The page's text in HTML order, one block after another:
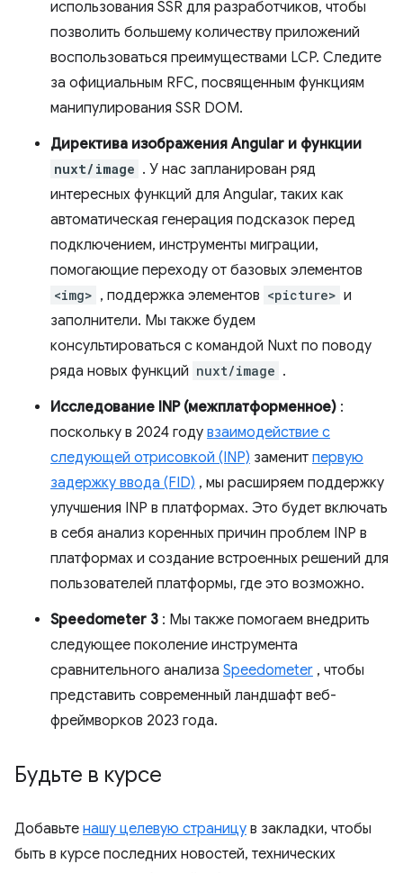
использования SSR для разработчиков, чтобы
позволить большему количеству приложений
воспользоваться преимуществами LCP. Следите
за официальным RFC, посвященным функциям
манипулирования SSR DOM.
Директива изображения Angular и функции
nuxt/image . У нас запланирован ряд
интересных функций для Angular, таких как
автоматическая генерация подсказок перед
подключением, инструменты миграции,
помогающие переходу от базовых элементов
<img> , поддержка элементов <picture> и
заполнители. Мы также будем
консультироваться с командой Nuxt по поводу
ряда новых функций nuxt/image .
Исследование INP (межплатформенное) :
поскольку в 2024 году взаимодействие с
следующей отрисовкой (INP) заменит первую
задержку ввода (FID) , мы расширяем поддержку
улучшения INP в платформах. Это будет включать
в себя анализ коренных причин проблем INP в
платформах и создание встроенных решений для
пользователей платформы, где это возможно.
Speedometer 3 : Мы также помогаем внедрить
следующее поколение инструмента
сравнительного анализа Speedometer , чтобы
представить современный ландшафт веб-
фреймворков 2023 года.
Будьте в курсе
Добавьте нашу целевую страницу в закладки, чтобы
быть в курсе последних новостей, технических